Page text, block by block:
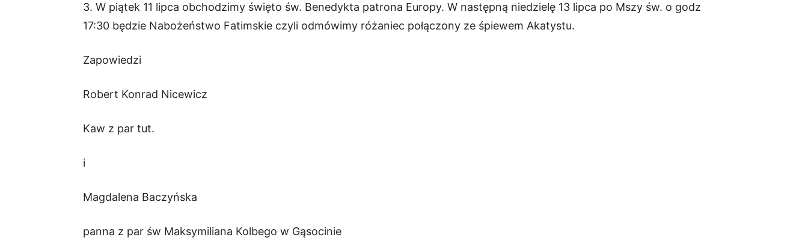
3. W piątek 11 lipca obchodzimy święto św. Benedykta patrona Europy. W następną niedzielę 13 lipca po Mszy św. o godz
17:30 będzie Nabożeństwo Fatimskie czyli odmówimy różaniec połączony ze śpiewem Akatystu.
Zapowiedzi
Robert Konrad Nicewicz
Kaw z par tut.
i
Magdalena Baczyńska
panna z par św Maksymiliana Kolbego w Gąsocinie